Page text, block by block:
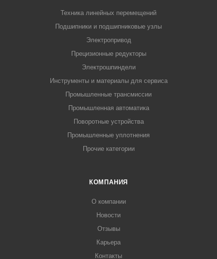
Техника линейных перемещений
Подшипники и подшипниковые узлы
Электропривод
Прецизионные редукторы
Электрошпиндели
Инструменты и материалы для сервиса
Промышленные трансмиссии
Промышленная автоматика
Поворотные устройства
Промышленные уплотнения
Прочие категории
КОМПАНИЯ
О компании
Новости
Отзывы
Карьера
Контакты